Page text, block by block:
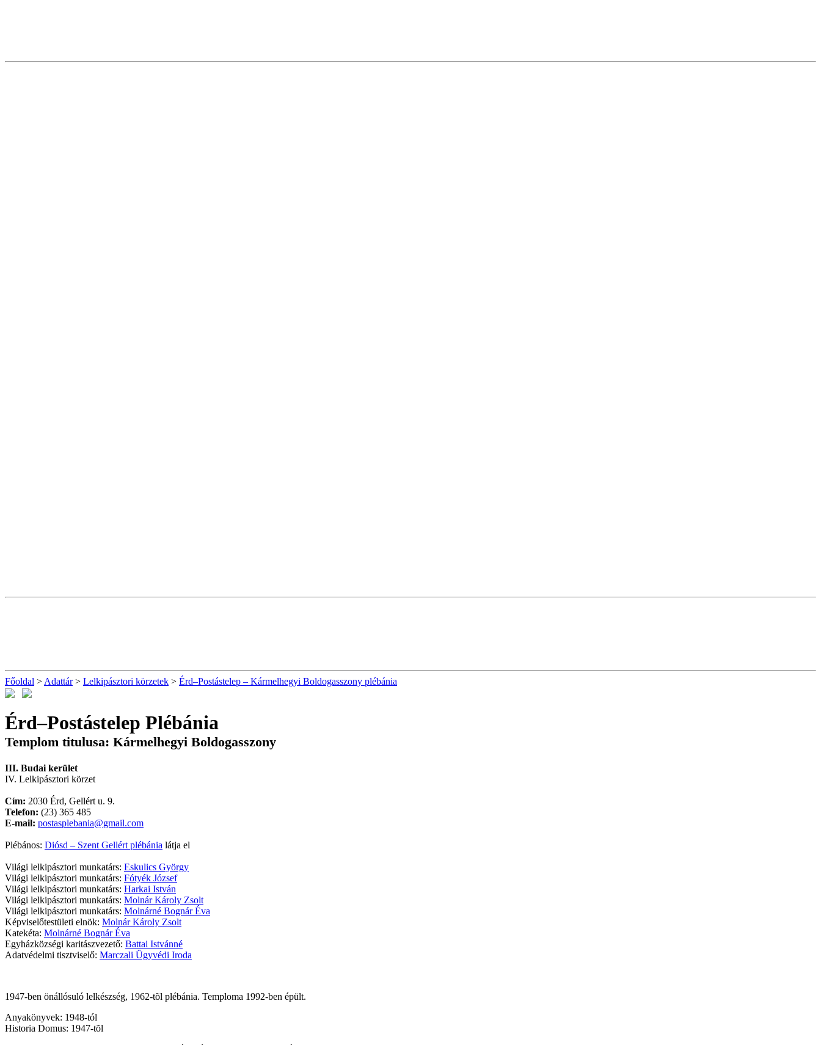
Főoldal > Adattár> Lelkipásztori körzetek > Érd–Postástelep – Kármelhegyi Boldogasszony plébánia
Érd–Postástelep Plébánia
Templom titulusa: Kármelhegyi Boldogasszony
III. Budai kerület
IV. Lelkipásztori körzet
Cím: 2030 Érd, Gellért u. 9.
Telefon: (23) 365 485
E-mail: postasplebania@gmail.com
Plébános: Diósd – Szent Gellért plébánia látja el
Világi lelkipásztori munkatárs: Eskulics György
Világi lelkipásztori munkatárs: Fótyék József
Világi lelkipásztori munkatárs: Harkai István
Világi lelkipásztori munkatárs: Molnár Károly Zsolt
Világi lelkipásztori munkatárs: Molnárné Bognár Éva
Képviselőtestületi elnök: Molnár Károly Zsolt
Katekéta: Molnárné Bognár Éva
Egyházközségi karitászvezető: Battai Istvánné
Adatvédelmi tisztviselő: Marczali Ügyvédi Iroda
1947-ben önállósuló lelkészség, 1962-tõl plébánia. Temploma 1992-ben épült.
Anyakönyvek: 1948-tól
Historia Domus: 1947-tõl